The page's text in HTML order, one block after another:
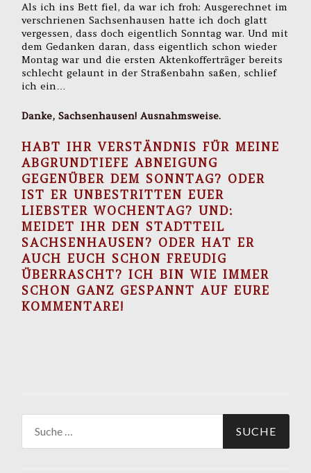
Als ich ins Bett fiel, da war ich froh: Ausgerechnet im
verschrienen Sachsenhausen hatte ich doch glatt
vergessen, dass doch eigentlich Sonntag war. Und mit
dem Gedanken daran, dass eigentlich schon wieder
Montag war und die ersten Aktenkofferträger bereits
schlecht gelaunt in der Straßenbahn saßen, schlief
ich ein…
Danke, Sachsenhausen! Ausnahmsweise.
HABT IHR VERSTÄNDNIS FÜR MEINE
ABGRUNDTIEFE ABNEIGUNG
GEGENÜBER DEM SONNTAG? ODER
IST ER UNBESTRITTEN EUER
LIEBSTER WOCHENTAG? UND:
MEIDET IHR DEN STADTTEIL
SACHSENHAUSEN? ODER HAT ER
AUCH EUCH SCHON FREUDIG
ÜBERRASCHT? ICH BIN WIE IMMER
SCHON GANZ GESPANNT AUF EURE
KOMMENTARE!
nach: